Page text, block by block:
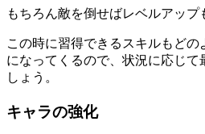
もちろん敵を倒せばレベルアップ
この時に習得できるスキルもど
になってくるので、状況に応じて
しょう。
キャラの強化